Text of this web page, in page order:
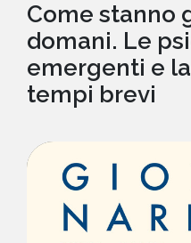
Come stanno
domani. Le
emergenti e
tempi brevi